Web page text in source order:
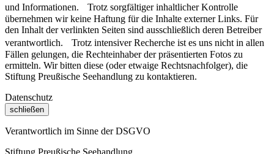
und Informationen. Trotz sorgfältiger inhaltlicher Kontrolle
übernehmen wir keine Haftung für die Inhalte externer Links. Für
den Inhalt der verlinkten Seiten sind ausschließlich deren Betreiber
verantwortlich. Trotz intensiver Recherche ist es uns nicht in allen
Fällen gelungen, die Rechteinhaber der präsentierten Fotos zu
ermitteln. Wir bitten diese (oder etwaige Rechtsnachfolger), die
Stiftung Preußische Seehandlung zu kontaktieren.
Datenschutz
schließen
Verantwortlich im Sinne der DSGVO
Stiftung Preußische Seehandlung